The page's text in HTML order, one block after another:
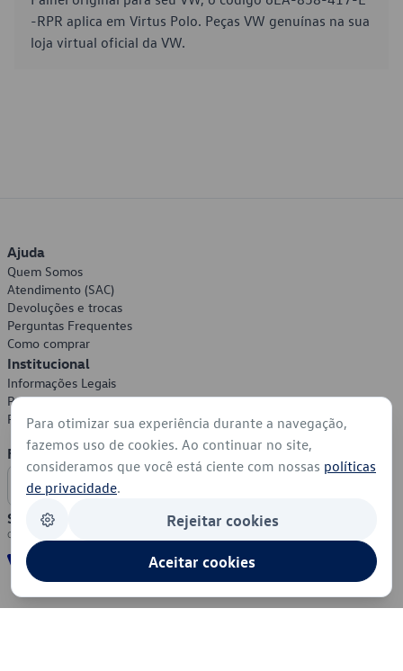
-RPR aplica em Virtus Polo. Peças VW genuínas na sua
loja virtual oficial da VW.
Ajuda
Quem Somos
Atendimento (SAC)
Devoluções e trocas
Perguntas Frequentes
Como comprar
Institucional
Informações Legais
Política de Privacidade
Política de Cookies
Formas de Pagamento
Segurança
Para otimizar sua experiência durante a navegação,
fazemos uso de cookies. Ao continuar no site,
consideramos que você está ciente com nossas políticas
de privacidade.
Rejeitar cookies
Aceitar cookies